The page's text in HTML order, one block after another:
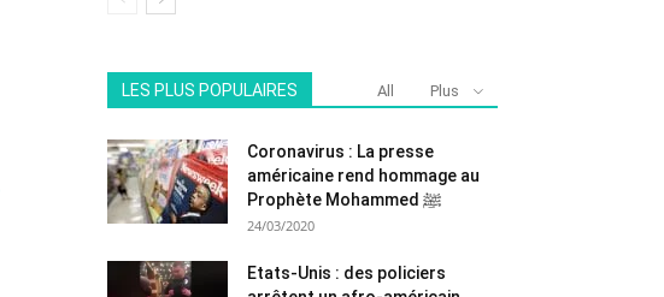
LES PLUS POPULAIRES All Plus
Coronavirus : La presse
américaine rend hommage au
Prophète Mohammed ﷺ
24/03/2020
Etats-Unis : des policiers